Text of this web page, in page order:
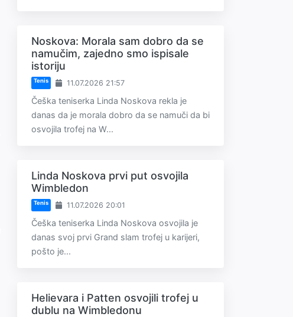
Noskova: Morala sam dobro da se
namučim, zajedno smo ispisale
istoriju
Tenis 11.07.2026 21:57
Češka teniserka Linda Noskova rekla je
danas da je morala dobro da se namuči da bi
osvojila trofej na W...
Linda Noskova prvi put osvojila
Wimbledon
Tenis 11.07.2026 20:01
Češka teniserka Linda Noskova osvojila je
danas svoj prvi Grand slam trofej u karijeri,
pošto je...
Helievara i Patten osvojili trofej u
dublu na Wimbledonu